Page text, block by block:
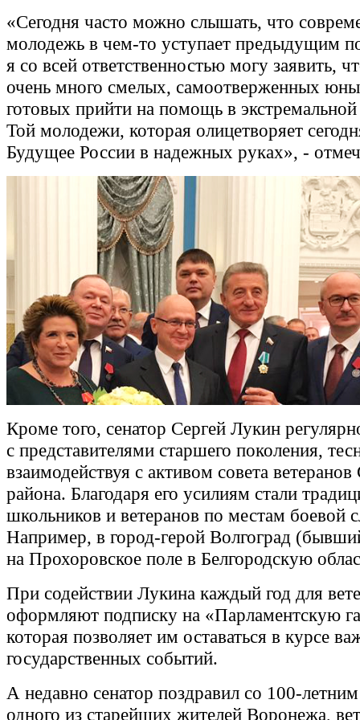
«Сегодня часто можно слышать, что
молодежь в чем-то уступает предыдущим
я со всей ответственностью могу заявить,
очень много смелых, самоотверженных
готовых прийти на помощь в
Той молодежи, которая олицетворяет
Будущее России в надежных руках», -
Кроме того, сенатор Сергей Лукин
с представителями старшего поколения,
взаимодействуя с активом совета ветеранов
района. Благодаря его усилиям стали
школьников и ветеранов по местам боевой
Например, в город-герой Волгоград
на Прохоровское поле в Белгородскую
При содействии Лукина каждый год для
оформляют подписку на «Парламентскую
которая позволяет им оставаться в курсе
государственных событий.
А недавно сенатор поздравил со 100-
одного из старейших жителей Воронежа,